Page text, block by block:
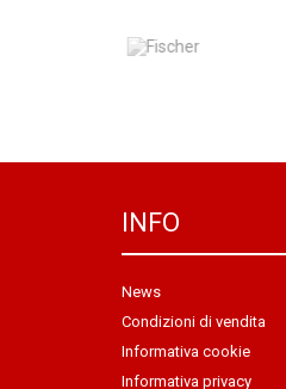
INFO
News
Condizioni di vendita
Informativa cookie
Informativa privacy